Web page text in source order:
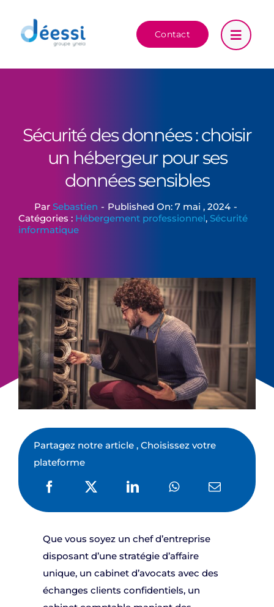
contenu
Contact
Sécurité des données : choisir
un hébergeur pour ses
données sensibles
Par Sebastien - Published On: 7 mai , 2024 -
Catégories : Hébergement professionnel, Sécurité
informatique
Partagez notre article , Choisissez votre
plateforme
Que vous soyez un chef d’entreprise
disposant d’une stratégie d’affaire
unique, un cabinet d’avocats avec des
échanges clients confidentiels, un